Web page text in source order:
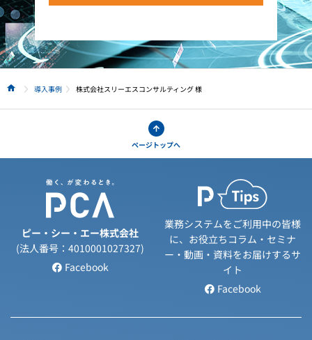
HOME導入事例 株式会社スリーエスコンサルティング 様
ページトップへ
ピー・シー・エー株式会社
(法人番号：4010001027327)
Facebook
業務システムをご利用中の皆様
に、お役立ちコラム・セミナ
ー・動画・資料をお届けするサ
イト
Facebook